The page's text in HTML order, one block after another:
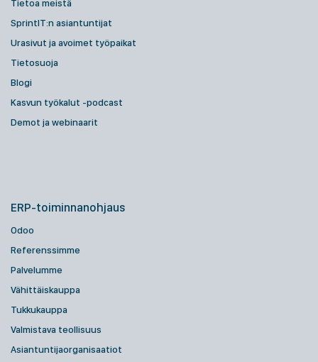
Tietoa meistä
SprintIT:n asiantuntijat
Urasivut ja avoimet työpaikat
Tietosuoja
Blogi
Kasvun työkalut -podcast
Demot ja webinaarit
ERP-toiminnanohjaus
Odoo
Referenssimme
Palvelumme
Vähittäiskauppa
Tukkukauppa
Valmistava teollisuus
Asiantuntijaorganisaatiot